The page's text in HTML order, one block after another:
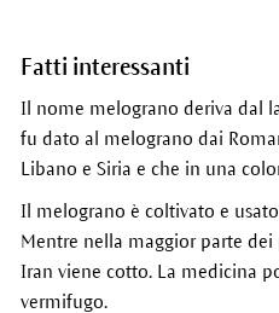
Fatti interessanti
Il nome melograno deriva dal
fu dato al melograno dai
Libano e Siria e che in una
Il melograno è coltivato e
Mentre nella maggior parte
Iran viene cotto. La medicina
vermifugo.